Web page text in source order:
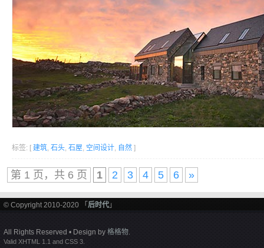
标签: [ 建筑, 石头, 石屋, 空间设计, 自然 ]
第 1 页，共 6 页 1 2 3 4 5 6 »
© Copyright 2010-2020 「 后时代 」
All Rights Reserved • Design by 格格物.
Valid XHTML 1.1 and CSS 3.